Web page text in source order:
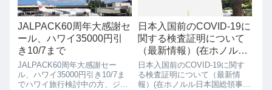
JALPACK60周年大感謝セ
ール、ハワイ35000円引
き10/7まで
JALPACK60周年大感謝セー
ル、ハワイ35000円引き10/7ま
でハワイ旅行検討中の方、ジャ
日本入国前のCOVID-19に
関する検査証明について
（最新情報）(在ホノルル
日本国総領事館より。)
日本入国前のCOVID-19に関す
る検査証明について（最新情
報）(在ホノルル日本国総領事館